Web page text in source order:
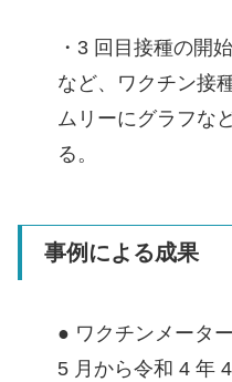
・3 回目接種の開
など、ワクチン接
ムリーにグラフな
る。
事例による成果
● ワクチンメータ
5 月から令和 4 年